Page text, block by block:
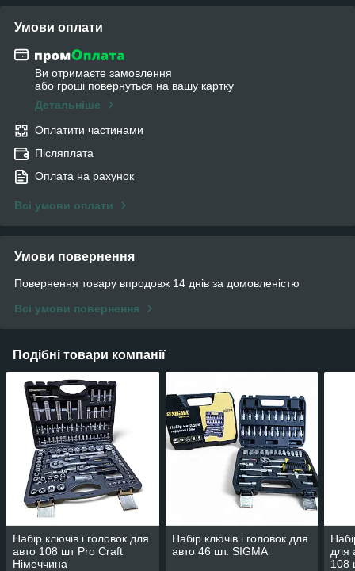
Умови оплати
Ви отримаєте замовлення
або гроші повернуться на вашу картку
Детальніше
Оплатити частинами
Післяплата
Оплата на рахунок
Всі умови оплати
Умови повернення
Повернення товару впродовж 14 днів за домовленістю
Всі умови повернення
Подібні товари компанії
Набір ключів і головок для
авто 108 шт Pro Craft
Німеччина
Набір ключів і головок для
авто 46 шт. SIGMA
для
108